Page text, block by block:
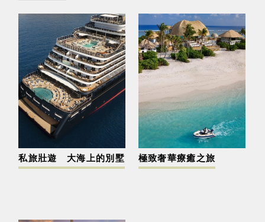
私旅壯遊 大海上的別墅 極致奢華療癒之旅